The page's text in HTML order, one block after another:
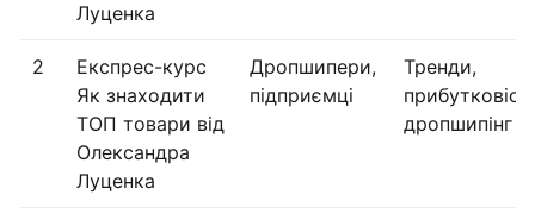
Луценка
2
Експрес-курс
Як знаходити
ТОП товари від
Олександра
Луценка
Дропшипери,
підприємці
Тренди,
дропшипінг